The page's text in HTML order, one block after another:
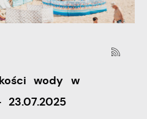
wody w